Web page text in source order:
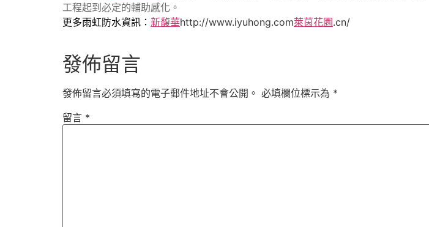
工程起到必定的輔助感化。
更多雨虹防水資訊： 新馥華http://www.iyuhong.com萊茵花園.cn/
發佈留言
發佈留言必須填寫的電子郵件地址不會公開。 必填欄位標示為 *
留言 *